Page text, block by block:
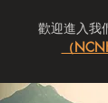
歡迎進入我
（